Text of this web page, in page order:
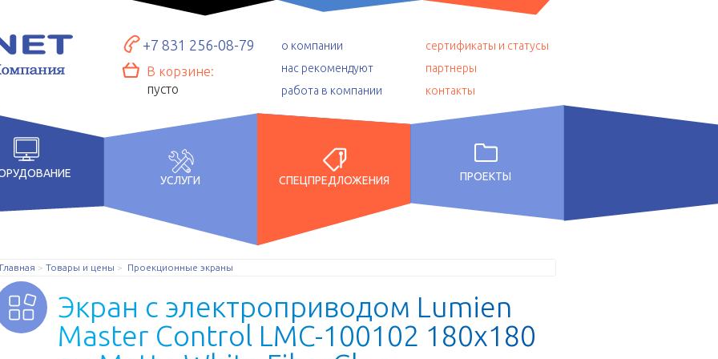
+7 831 256-08-79
В корзине:
пусто
о компании
нас рекомендуют
работа в компании
сертификаты и статусы
партнеры
контакты
УСЛУГИ СПЕЦПРЕДЛОЖЕНИЯ ПРОЕКТЫ
Главная Товары и цены Проекционные экраны
Экран с электроприводом Lumien
Master Control LMC-1 001 02 1 80x1 80